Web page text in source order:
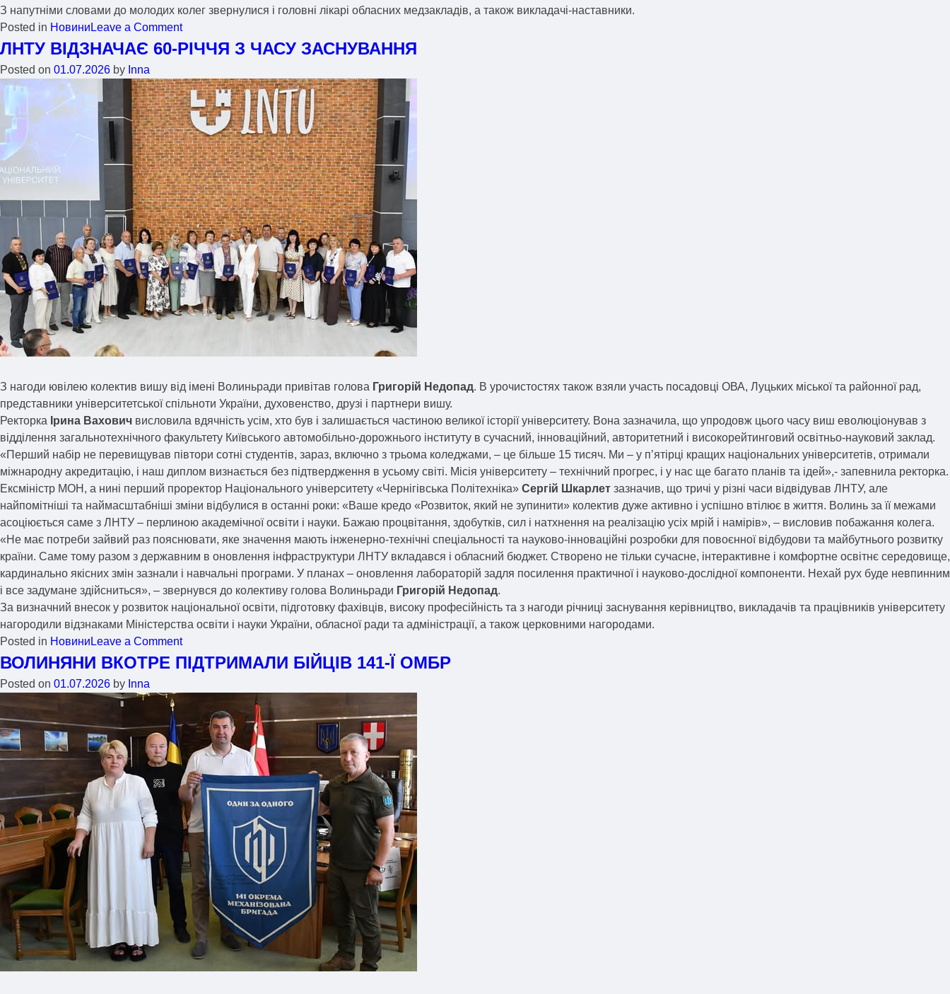
З напутніми словами до молодих колег звернулися і головні лікарі обласних медзакладів, а також викладачі-наставники.
Posted in Новини Leave a Comment
ЛНТУ ВІДЗНАЧАЄ 60-РІЧЧЯ З ЧАСУ ЗАСНУВАННЯ
Posted on 01.07.2026 by Inna
З нагоди ювілею колектив вишу від імені Волиньради привітав голова Григорій Недопад. В урочистостях також взяли участь посадовці ОВА, Луцьких міської та районної рад,
представники університетської спільноти України, духовенство, друзі і партнери вишу.
Ректорка Ірина Вахович висловила вдячність усім, хто був і залишається частиною великої історії університету. Вона зазначила, що упродовж цього часу виш еволюціонував з
відділення загальнотехнічного факультету Київського автомобільно-дорожнього інституту в сучасний, інноваційний, авторитетний і високорейтинговий освітньо-науковий заклад.
«Перший набір не перевищував півтори сотні студентів, зараз, включно з трьома коледжами, – це більше 15 тисяч. Ми – у п’ятірці кращих національних університетів, отримали
міжнародну акредитацію, і наш диплом визнається без підтвердження в усьому світі. Місія університету – технічний прогрес, і у нас ще багато планів та ідей»,- запевнила ректорка.
Ексміністр МОН, а нині перший проректор Національного університету «Чернігівська Політехніка» Сергій Шкарлет зазначив, що тричі у різні часи відвідував ЛНТУ, але
найпомітніші та наймасштабніші зміни відбулися в останні роки: «Ваше кредо «Розвиток, який не зупинити» колектив дуже активно і успішно втілює в життя. Волинь за її межами
асоціюється саме з ЛНТУ – перлиною академічної освіти і науки. Бажаю процвітання, здобутків, сил і натхнення на реалізацію усіх мрій і намірів», – висловив побажання колега.
«Не має потреби зайвий раз пояснювати, яке значення мають інженерно-технічні спеціальності та науково-інноваційні розробки для повоєнної відбудови та майбутнього розвитку
країни. Саме тому разом з державним в оновлення інфраструктури ЛНТУ вкладався і обласний бюджет. Створено не тільки сучасне, інтерактивне і комфортне освітнє середовище,
кардинально якісних змін зазнали і навчальні програми. У планах – оновлення лабораторій задля посилення практичної і науково-дослідної компоненти. Нехай рух буде невпинним
і все задумане здійсниться», – звернувся до колективу голова Волиньради Григорій Недопад.
За визначний внесок у розвиток національної освіти, підготовку фахівців, високу професійність та з нагоди річниці заснування керівництво, викладачів та працівників університету
нагородили відзнаками Міністерства освіти і науки України, обласної ради та адміністрації, а також церковними нагородами.
Posted in Новини Leave a Comment
ВОЛИНЯНИ ВКОТРЕ ПІДТРИМАЛИ БІЙЦІВ 141-Ї ОМБР
Posted on 01.07.2026 by Inna